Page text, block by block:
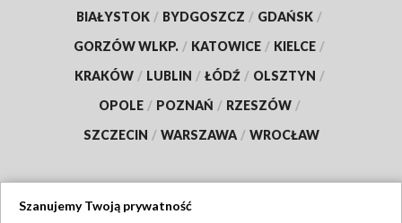
BIAŁYSTOK / BYDGOSZCZ / GDAŃSK /
GORZÓW WLKP. / KATOWICE / KIELCE /
KRAKÓW / LUBLIN / ŁÓDŹ / OLSZTYN /
OPOLE / POZNAŃ / RZESZÓW /
SZCZECIN / WARSZAWA / WROCŁAW
Szanujemy Twoją prywatność